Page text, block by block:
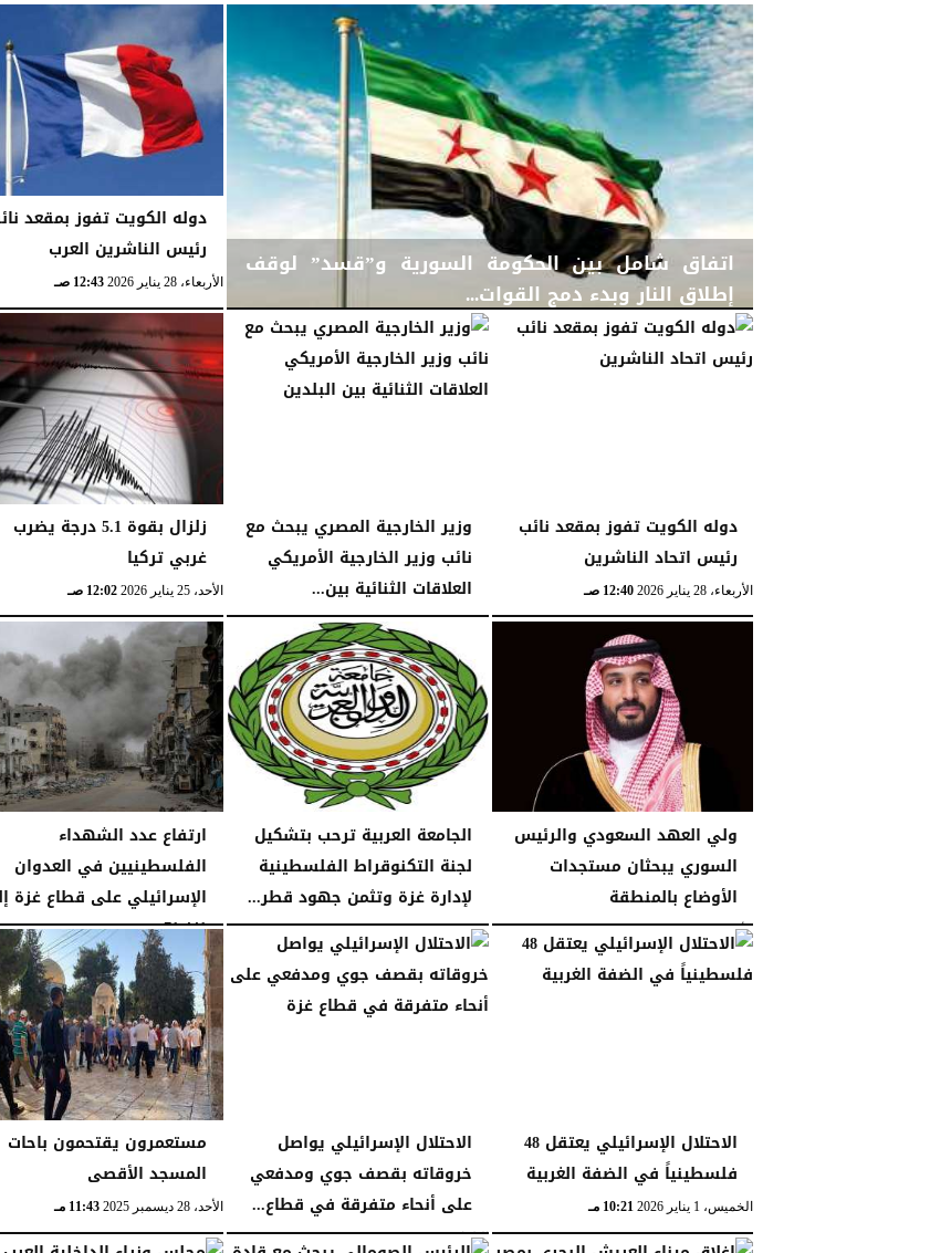
اتفاق شامل بين الحكومة السورية و”قسد” لوقف
إطلاق النار وبدء دمج القوات...
دوله الكويت تفوز بمقعد
رئيس الناشرين العرب
الأربعاء، 28 يناير 2026 12:43 صـ
دوله الكويت تفوز بمقعد نائب
رئيس اتحاد الناشرين
الأربعاء، 28 يناير 2026 12:40 صـ
وزير الخارجية المصري يبحث مع
نائب وزير الخارجية الأمريكي
العلاقات الثنائية بين...
الإثنين، 26 يناير 2026 04:32 مـ
زلزال بقوة 5.1 درجة يضرب
غربي تركيا
الأحد، 25 يناير 2026 12:02 صـ
ولي العهد السعودي والرئيس
السوري يبحثان مستجدات
الأوضاع بالمنطقة
الأحد، 18 يناير 2026 11:43 مـ
الجامعة العربية ترحب بتشكيل
لجنة التكنوقراط الفلسطينية
لإدارة غزة وتثمن جهود قطر...
الجمعة، 16 يناير 2026 09:09 مـ
ارتفاع عدد الشهداء
الفلسطينيين في العدوان
الإسرائيلي على قطاع غزة
71,441...
الجمعة، 16 يناير 2026 12:54 صـ
الاحتلال الإسرائيلي يعتقل 48
فلسطينياً في الضفة الغربية
الخميس، 1 يناير 2026 10:21 مـ
الاحتلال الإسرائيلي يواصل
خروقاته بقصف جوي ومدفعي
على أنحاء متفرقة في قطاع...
الثلاثاء، 30 ديسمبر 2025 11:11 مـ
مستعمرون يقتحمون باحات
المسجد الأقصى
الأحد، 28 ديسمبر 2025 11:43 مـ